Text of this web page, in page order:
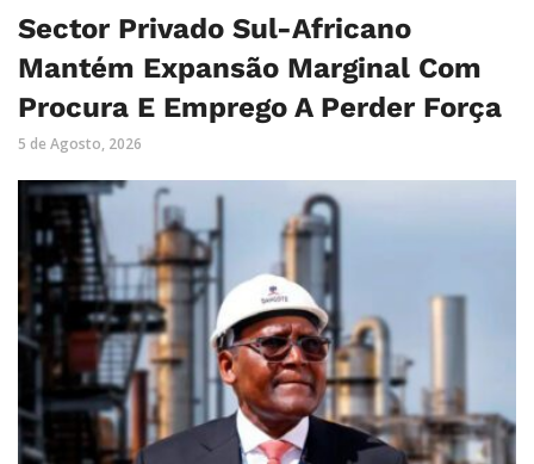
Sector Privado Sul-Africano
Mantém Expansão Marginal Com
Procura E Emprego A Perder Força
5 de Agosto, 2026